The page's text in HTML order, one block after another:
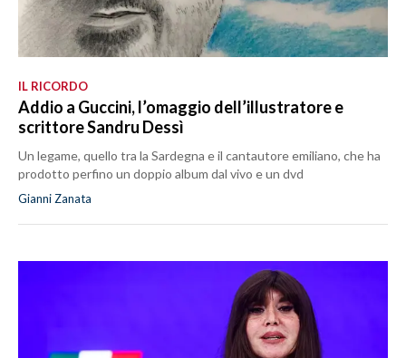
IL RICORDO
Addio a Guccini, l’omaggio dell’illustratore e
scrittore Sandru Dessì
Un legame, quello tra la Sardegna e il cantautore emiliano, che ha
prodotto perfino un doppio album dal vivo e un dvd
Gianni Zanata